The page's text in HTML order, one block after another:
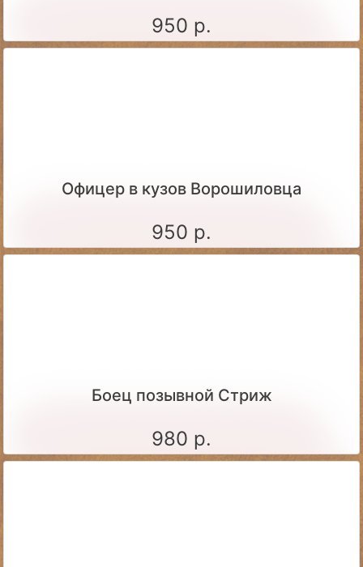
950 р.
Офицер в кузов Ворошиловца
950 р.
Боец позывной Стриж
980 р.